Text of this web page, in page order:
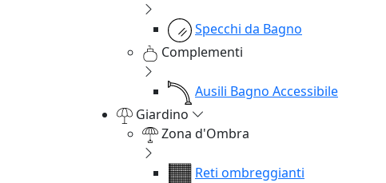
Specchi da Bagno
Complementi
Ausili Bagno Accessibile
Giardino
Zona d'Ombra
Reti ombreggianti